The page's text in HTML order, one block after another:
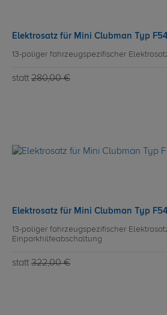
Elektrosatz für Mini Clubman Typ
13-poliger fahrzeugspezifischer
statt 280,00 €
Elektrosatz für Mini Clubman Typ
13-poliger fahrzeugspezifischer
Einparkhilfeabschaltung
statt 322,00 €